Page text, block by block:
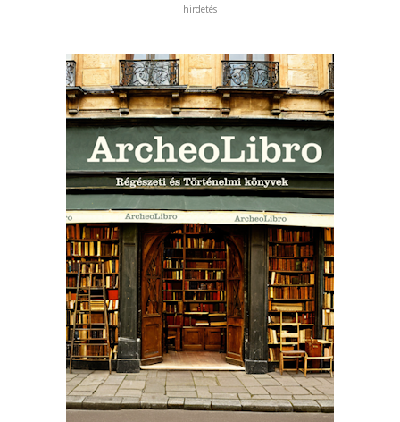
hirdetés